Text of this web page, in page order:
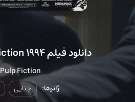
دانلود فیلم Pulp Fiction 1994
Pulp Fiction
ژانرها: جنایی